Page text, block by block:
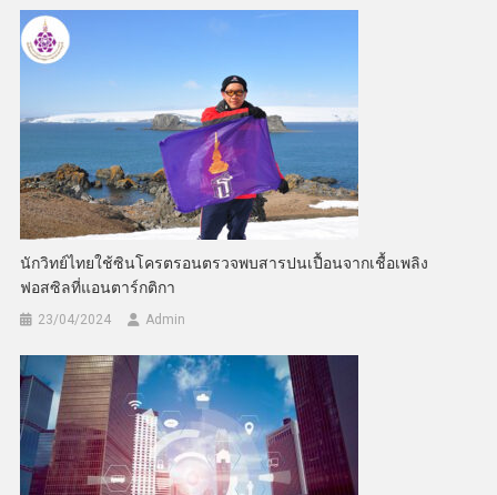
นักวิทย์ไทยใช้ซินโครตรอนตรวจพบสารปนเปื้อนจากเชื้อเพลิง
ฟอสซิลที่แอนตาร์กติกา
23/04/2024 Admin